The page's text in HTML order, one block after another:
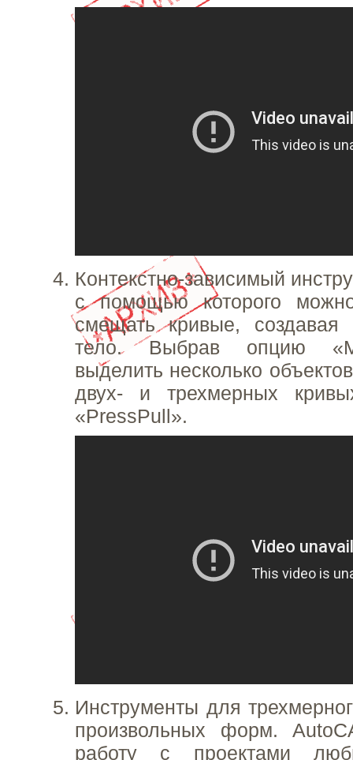
Контекстно-зависимый
с помощью которого
смещать кривые, создавая
тело. Выбрав опцию
выделить несколько
двух- и трехмерных
«PressPull».
Инструменты для
произвольных форм.
работу с проектами